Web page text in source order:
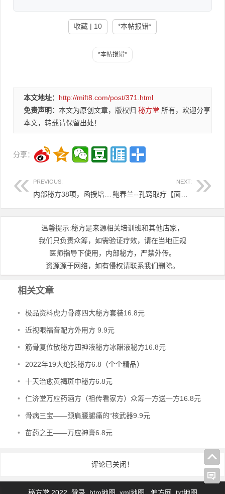
收藏 | 10 *本帖报错*
本文地址： http://mift8.com/post/371.html
免责声明： 本文为原创文章，版权归 秘方堂 所有，欢迎分享
本文，转载请保留出处！
分享：
PREVIOUS: NEXT:
​鲍春兰--孔窍取疔【面授课＋直播课线上+线下视频，58集视频5元
温馨提示:秘方是来源相关培训班和其他店家，
我们只负责众筹，如需验证疗效，请在当地正规
医师指导下使用，内部秘方，严禁外传。
资源源于网络，如有侵权请联系我们删除。
相关文章
• 极品资料虎力骨疼四大秘方套装16.8元
• 近视眼福音配方外用方 9.9元
• 筋骨复位散秘方四神液秘方冰醋液秘方16.8元
• 2022年19大绝技秘方6.8（个个精品）
• 十天治愈黄褐斑中秘方6.8元
• 仁济堂万应药酒方（祖传看家方）众筹一方送一方16.8元
• 骨病三宝——颈肩腰腿痛的“核武器9.9元
• 苗药之王——万应神膏6.8元
评论已关闭！